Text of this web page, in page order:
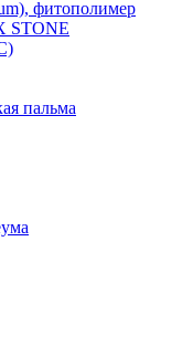
фитополимер
STONE
пальма